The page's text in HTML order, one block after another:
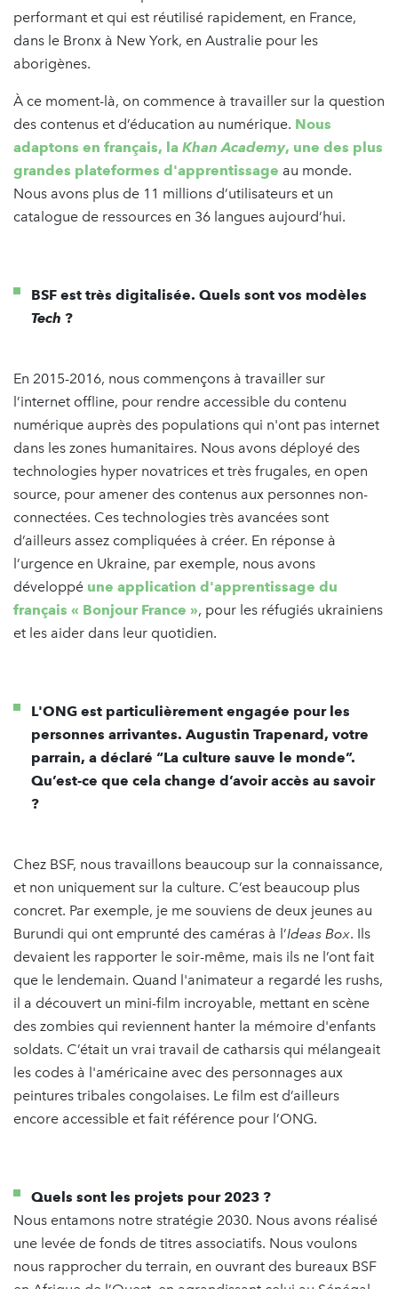
performant et qui est réutilisé rapidement, en France,
dans le Bronx à New York, en Australie pour les
aborigènes.
À ce moment-là, on commence à travailler sur la question
des contenus et d’éducation au numérique. Nous
adaptons en français, la Khan Academy, une des plus
grandes plateformes d'apprentissage au monde.
Nous avons plus de 11 millions d’utilisateurs et un
catalogue de ressources en 36 langues aujourd’hui.
BSF est très digitalisée. Quels sont vos modèles
Tech ?
En 2015-2016, nous commençons à travailler sur
l’internet offline, pour rendre accessible du contenu
numérique auprès des populations qui n'ont pas internet
dans les zones humanitaires. Nous avons déployé des
technologies hyper novatrices et très frugales, en open
source, pour amener des contenus aux personnes non-
connectées. Ces technologies très avancées sont
d’ailleurs assez compliquées à créer. En réponse à
l’urgence en Ukraine, par exemple, nous avons
développé une application d'apprentissage du
français « Bonjour France », pour les réfugiés ukrainiens
et les aider dans leur quotidien.
L'ONG est particulièrement engagée pour les
personnes arrivantes. Augustin Trapenard, votre
parrain, a déclaré “La culture sauve le monde”.
Qu’est-ce que cela change d’avoir accès au savoir
?
Chez BSF, nous travaillons beaucoup sur la connaissance,
et non uniquement sur la culture. C’est beaucoup plus
concret. Par exemple, je me souviens de deux jeunes au
Burundi qui ont emprunté des caméras à l’Ideas Box. Ils
devaient les rapporter le soir-même, mais ils ne l’ont fait
que le lendemain. Quand l'animateur a regardé les rushs,
il a découvert un mini-film incroyable, mettant en scène
des zombies qui reviennent hanter la mémoire d'enfants
soldats. C’était un vrai travail de catharsis qui mélangeait
les codes à l'américaine avec des personnages aux
peintures tribales congolaises. Le film est d’ailleurs
encore accessible et fait référence pour l’ONG.
Quels sont les projets pour 2023 ?
Nous entamons notre stratégie 2030. Nous avons réalisé
une levée de fonds de titres associatifs. Nous voulons
nous rapprocher du terrain, en ouvrant des bureaux BSF